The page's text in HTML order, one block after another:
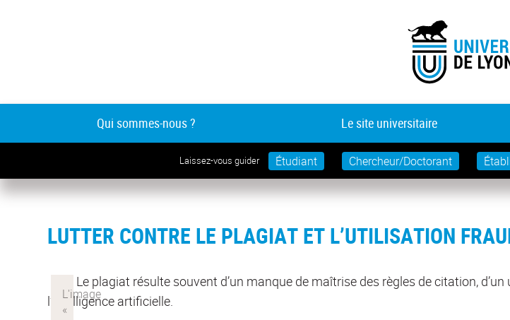
Qui sommes-nous ? Le site universitaire
Laissez-vous guider Étudiant Chercheur/Doctorant
LUTTER CONTRE LE PLAGIAT ET L’UTILISATION
Le plagiat résulte souvent d’un manque de maîtrise des règles de citation,
l’intelligence artificielle.